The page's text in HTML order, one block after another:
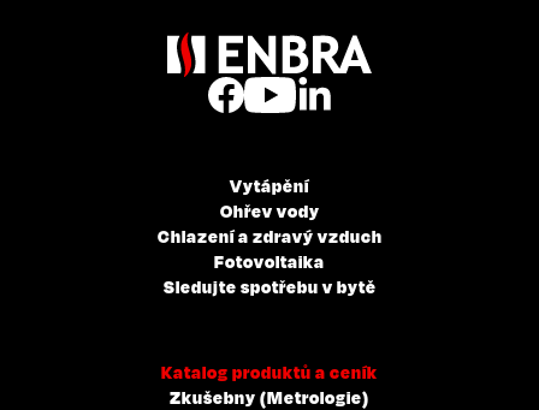
Vytápění
Ohřev vody
Chlazení a zdravý vzduch
Fotovoltaika
Sledujte spotřebu v bytě
Katalog produktů a ceník
Zkušebny (Metrologie)